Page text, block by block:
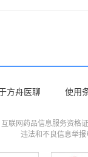
方舟医聊 使用
互联网药品信息服务资
违法和不良信息举